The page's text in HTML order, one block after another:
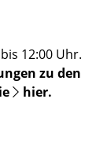
12:00 Uhr.
zu den
hier.